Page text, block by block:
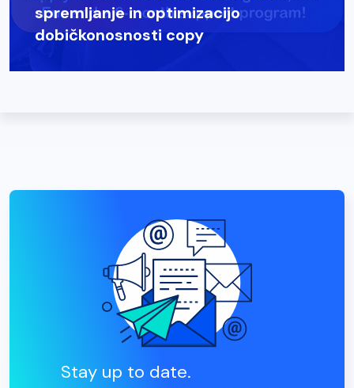
spremljanje in optimizacijo
dobičkonosnosti copy
Stay up to date.